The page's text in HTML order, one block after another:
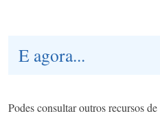
E agora...
Podes consultar outros recursos de